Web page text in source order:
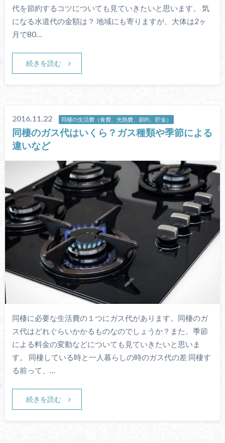
代を節約するコツについても見ていきたいと思います。 気
になる水道代の金額は？ 地域にも寄りますが、大体は2ヶ
月で80…
続きを読む
2016.11.22 同棲の生活費（食費、光熱費、節約、貯金）
同棲のガス代はいくら？ガス種類や季節による
違いなど
同棲に必要な生活費の１つにガス代があります。同棲のガ
ス代はどれぐらいかかるものなのでしょうか？また、季節
による料金の変動などについても見ていきたいと思いま
す。 同棲している時と一人暮らしの時のガス代の差 同棲す
る前って、…
続きを読む